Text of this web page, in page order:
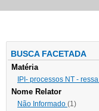
BUSCA FACETADA
Matéria
IPI- processos NT - ressa
Nome Relator
Não Informado (1)